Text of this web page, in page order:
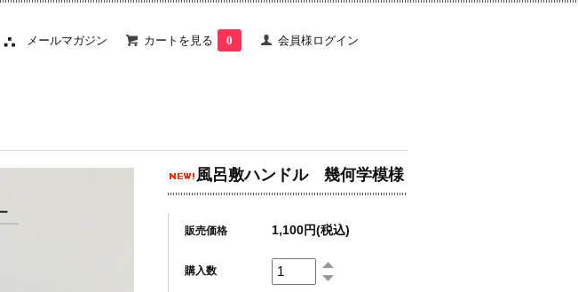
メールマガジン カートを見る 0 会員様ログイン
風呂敷ハンドル 幾何学模様
販売価格 1,100円(税込)
購入数